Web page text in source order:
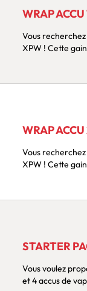
WRAP
Vous recherchez à
XPW !
WRAP
Vous recherchez à
XPW !
STARTER
Vous voulez